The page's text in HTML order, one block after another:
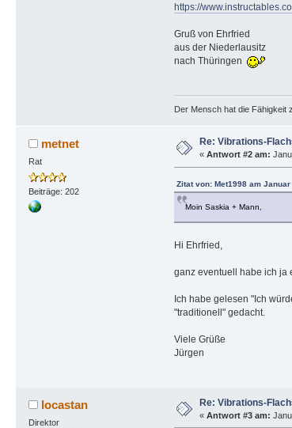
https://
Gruß von Ehrfried
aus der Niederlausitz
nach Thüringen
Der Mensch hat die Fähigkeit
metnet
Rat
Beiträge: 202
Re: Vibrations-
« Antwort #2 am:
Zitat von: Met1998 am
Moin Saskia + Mann,
Hi Ehrfried,
ganz eventuell habe ich ja
Ich habe gelesen "Ich
"traditionell" gedacht.
Viele Grüße
Jürgen
locastan
Direktor
Re: Vibrations-
« Antwort #3 am: